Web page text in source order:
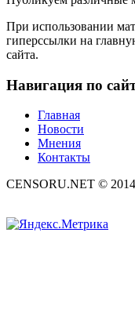
При использовании
гиперссылки на
сайта.
Навигация по
Главная
Новости
Мнения
Контакты
CENSORU.NET ©